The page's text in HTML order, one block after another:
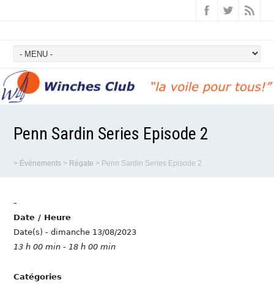
Penn Sardin Series Episode 2
> Évènements > Régate > Penn Sardin Series Episode 2
-
Date / Heure
Date(s) - dimanche 13/08/2023
13 h 00 min - 18 h 00 min
Catégories